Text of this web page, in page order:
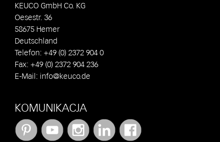
KEUCO GmbH Co. KG
Oesestr. 36
58675 Hemer
Deutschland
Telefon: +49 (0) 2372 904 0
Fax: +49 (0) 2372 904 236
E-Mail: info@keuco.de
KOMUNIKACJA